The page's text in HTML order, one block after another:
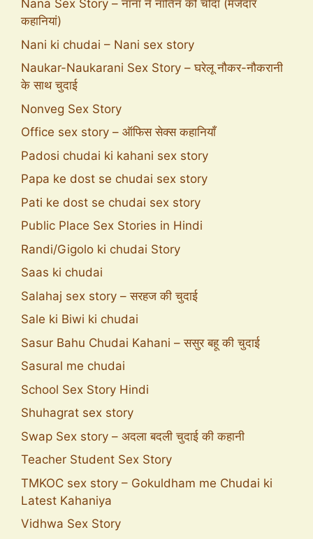
Nana Sex Story – नाना ने नातिन को चोदा (मजेदार
कहानियां)
Nani ki chudai – Nani sex story
Naukar-Naukarani Sex Story – घरेलू नौकर-नौकरानी
के साथ चुदाई
Nonveg Sex Story
Office sex story – ऑफिस सेक्स कहानियाँ
Padosi chudai ki kahani sex story
Papa ke dost se chudai sex story
Pati ke dost se chudai sex story
Public Place Sex Stories in Hindi
Randi/Gigolo ki chudai Story
Saas ki chudai
Salahaj sex story – सरहज की चुदाई
Sale ki Biwi ki chudai
Sasur Bahu Chudai Kahani – ससुर बहू की चुदाई
Sasural me chudai
School Sex Story Hindi
Shuhagrat sex story
Swap Sex story – अदला बदली चुदाई की कहानी
Teacher Student Sex Story
TMKOC sex story – Gokuldham me Chudai ki
Latest Kahaniya
Vidhwa Sex Story